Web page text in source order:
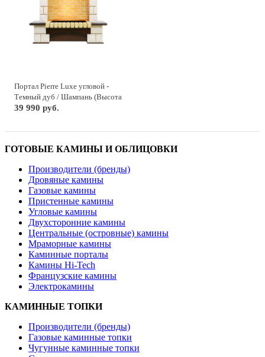
Портал Pierre Luxe угловой -
Темный дуб / Шампань (Высота
1035мм)
39 990 руб.
ГОТОВЫЕ КАМИНЫ И ОБЛИЦОВКИ
Производители (бренды)
Дровяные камины
Газовые камины
Пристенные камины
Угловые камины
Двухсторонние камины
Центральные (островные) камины
Мраморные камины
Каминные порталы
Камины Hi-Tech
Французские камины
Электрокамины
КАМИННЫЕ ТОПКИ
Производители (бренды)
Газовые каминные топки
Чугунные каминные топки